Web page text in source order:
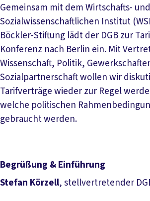
Gemeinsam mit dem Wirtschafts- und
Sozialwissenschaftlichen Institut
Böckler-Stiftung lädt der DGB zur
Konferenz nach Berlin ein. Mit
Wissenschaft, Politik,
Sozialpartnerschaft wollen wir
Tarifverträge wieder zur Regel
welche politischen
gebraucht werden.
Begrüßung & Einführung
Stefan Körzell, stellvertretender